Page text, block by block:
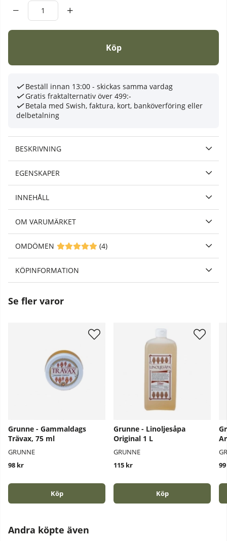
Köp
Beställ innan 13:00 - skickas samma vardag
Gratis fraktalternativ över 499:-
Betala med Swish, faktura, kort, banköverföring eller
delbetalning
BESKRIVNING
EGENSKAPER
INNEHÅLL
OM VARUMÄRKET
OMDÖMEN MEDELBETYG 5 AV 5 ANTAL BETYG 4
(4)
KÖPINFORMATION
Se fler varor
Grunne - Gammaldags
Trävax, 75 ml
GRUNNE
98 kr
Köp
Grunne - Linoljesåpa
Original 1 L
GRUNNE
115 kr
Köp
Andra köpte även